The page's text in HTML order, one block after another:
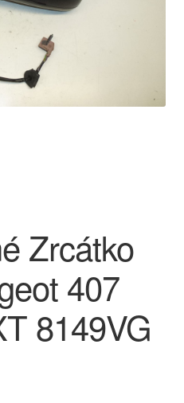
Zrcátko
407
8149VG